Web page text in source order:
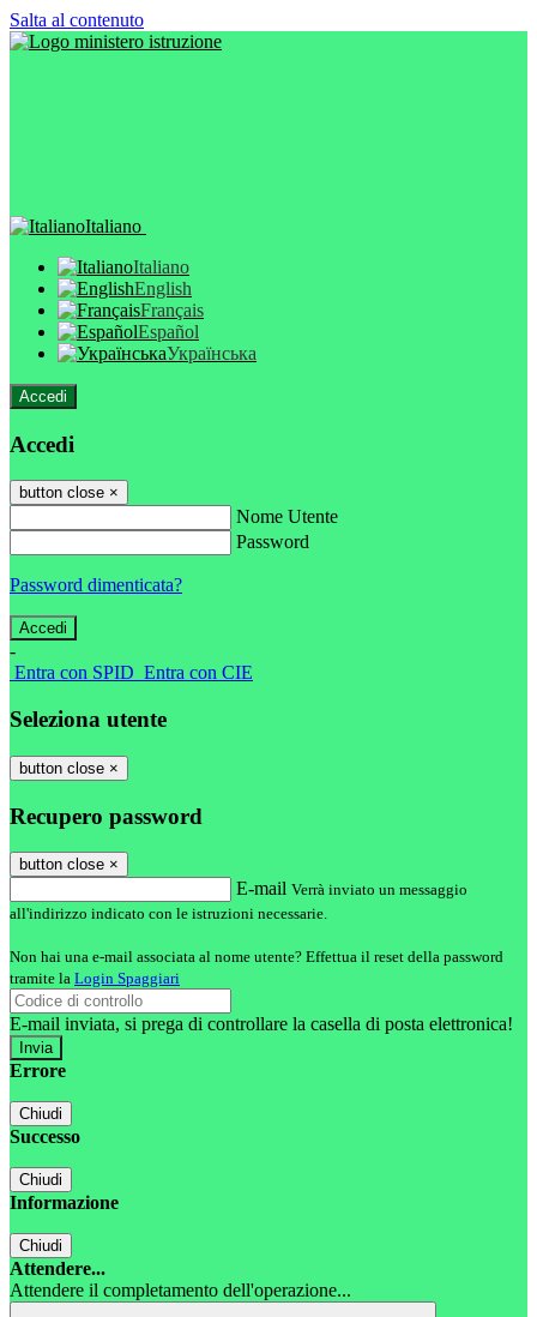
Salta al contenuto
Italiano
Italiano
English
Français
Español
Українська
Accedi
Accedi
button close ×
Nome Utente
Password
Password dimenticata?
-
Entra con SPID Entra con CIE
Seleziona utente
button close ×
Recupero password
button close ×
E-mail Verrà inviato un messaggio
all'indirizzo indicato con le istruzioni necessarie.
Non hai una e-mail associata al nome utente? Effettua il reset della password
tramite la Login Spaggiari
E-mail inviata, si prega di controllare la casella di posta elettronica!
Errore
Chiudi
Successo
Chiudi
Informazione
Chiudi
Attendere...
Attendere il completamento dell'operazione...